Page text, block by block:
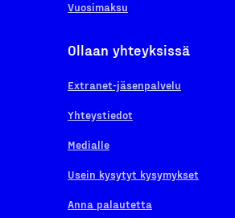
Vuosimaksu
Ollaan yhteyksissä
Extranet-jäsenpalvelu
Yhteystiedot
Medialle
Usein kysytyt kysymykset
Anna palautetta